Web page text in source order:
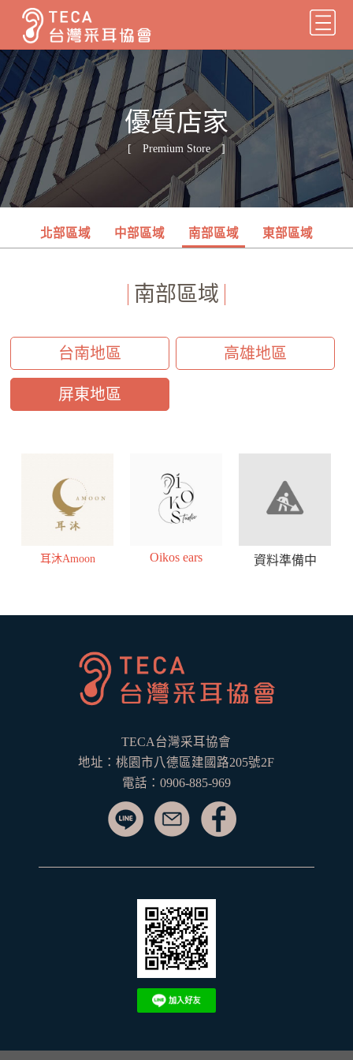
優質店家
[ Premium Store ]
北部區域 中部區域 南部區域 東部區域
南部區域
台南地區 高雄地區
屏東地區
耳沐Amoon Oikos ears 資料準備中
TECA台灣采耳協會
地址：桃園市八德區建國路205號2F
電話：0906-885-969